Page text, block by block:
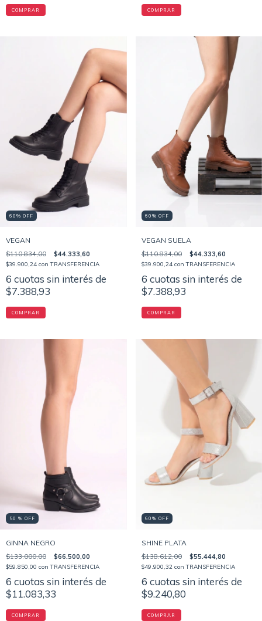
COMPRAR COMPRAR
60% OFF
VEGAN
$110.834,00 $44.333,60
$39.900,24 con TRANSFERENCIA
6 cuotas sin interés de
$7.388,93
COMPRAR
60% OFF
VEGAN SUELA
$110.834,00 $44.333,60
$39.900,24 con TRANSFERENCIA
6 cuotas sin interés de
$7.388,93
COMPRAR
50 % OFF
GINNA NEGRO
$133.000,00 $66.500,00
$59.850,00 con TRANSFERENCIA
6 cuotas sin interés de
$11.083,33
COMPRAR
60% OFF
SHINE PLATA
$138.612,00 $55.444,80
$49.900,32 con TRANSFERENCIA
6 cuotas sin interés de
$9.240,80
COMPRAR